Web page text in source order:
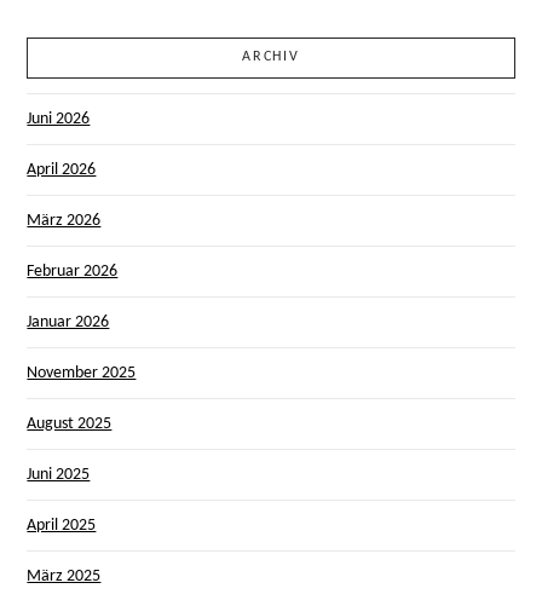
ARCHIV
Juni 2026
April 2026
März 2026
Februar 2026
Januar 2026
November 2025
August 2025
Juni 2025
April 2025
März 2025